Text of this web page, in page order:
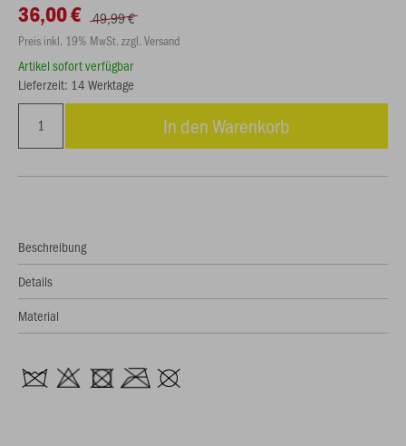
36,00 € 49,99 €
Preis inkl. 19% MwSt. zzgl. Versand
Artikel sofort verfügbar
Lieferzeit: 14 Werktage
In den Warenkorb
Beschreibung
Details
Material